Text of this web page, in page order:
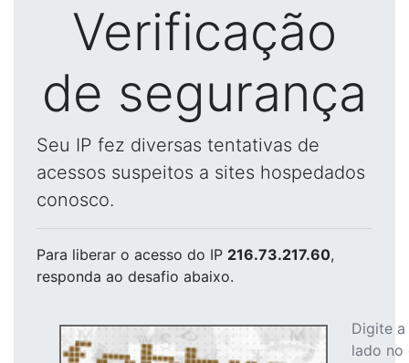
Verificação
de segurança
Seu IP fez diversas tentativas de
acessos suspeitos a sites hospedados
conosco.
Para liberar o acesso do IP 216.73.217.60,
responda ao desafio abaixo.
Digite
lado no